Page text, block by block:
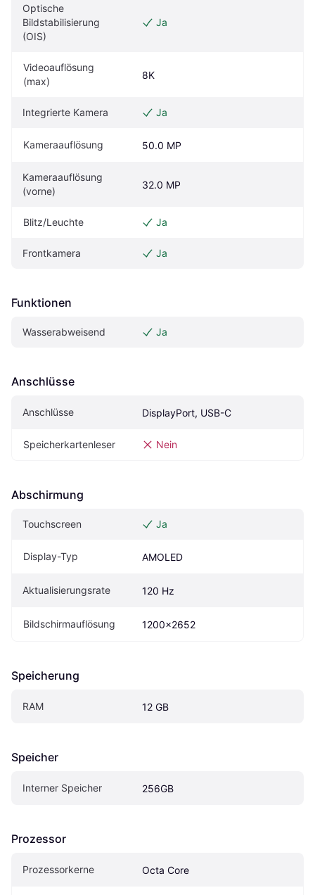
Optische
Bildstabilisierung
(OIS)
Ja
Videoauflösung
(max)
8K
Integrierte Kamera Ja
Kameraauflösung 50.0 MP
Kameraauflösung
(vorne)
32.0 MP
Blitz/Leuchte Ja
Frontkamera Ja
Funktionen
Wasserabweisend Ja
Anschlüsse
Anschlüsse DisplayPort, USB-C
Speicherkartenleser Nein
Abschirmung
Touchscreen Ja
Display-Typ AMOLED
Aktualisierungsrate 120 Hz
Bildschirmauflösung 1200x2652
Speicherung
RAM 12 GB
Speicher
Interner Speicher 256GB
Prozessor
Prozessorkerne Octa Core